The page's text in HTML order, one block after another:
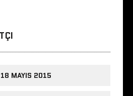
18 MAYIS 2015